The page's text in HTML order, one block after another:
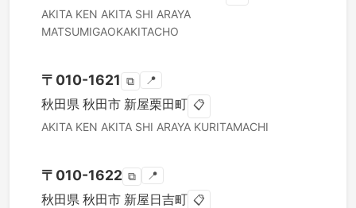
AKITA KEN AKITA SHI ARAYA
MATSUMIGAOKAKITACHO
〒 010-1621 ⧉ 📍
秋田県 秋田市 新屋栗田町 📋
AKITA KEN AKITA SHI ARAYA KURITAMACHI
〒 010-1622 ⧉ 📍
秋田県 秋田市 新屋日吉町 📋